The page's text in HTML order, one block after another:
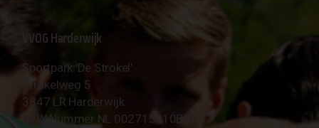
VVOG Harderwijk
Sportpark 'De Strokel'
Strokelweg 5
3847 LR Harderwijk
BTW Nummer NL 002715910B01